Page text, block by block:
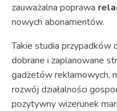
zauważalna poprawa
nowych abonamentów.
Takie studia przypadków
dobrane i zaplanowane
gadżetów reklamowych,
rozwój działalności
pozytywny wizerunek